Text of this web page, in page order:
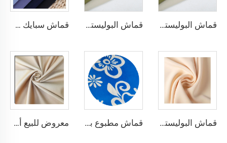
قماش البوليستر 135gsm تويل قماش صباغة عادية للموضة فساتين وقمصان النساء الحجابية قماش البوليستر 135gsm تويل قماش صباغة عادية للموضة فساتين وقمصان النساء الحجابية قماش سبايك عالي الجودة البوليستر 100% نسيج منسوج لفساتين النساء الحجابية
قماش البوليستر الموضة SPH باربرا حرير صباغة عادية للفساتين النسائية الحجابية المبيعة بشكل كبير قماش مطبوع بالصبغة مصنوع من بوليستر 100٪ CEY، وزنه 165 جرام لكل متر مربع، مع زخرفة أزهار CEY معروض للبيع أقمشة تويبو من البوليستر والفيزاوس للمعابي العربية للنساء المسلمات